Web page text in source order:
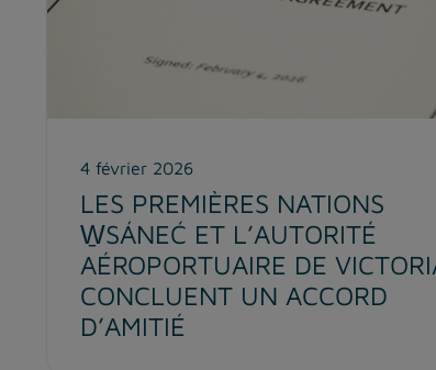
4 février 2026
LES PREMIÈRES NATIONS
W̱SÁNEĆ ET L’AUTORITÉ
AÉROPORTUAIRE DE
CONCLUENT UN ACCORD
D’AMITIÉ